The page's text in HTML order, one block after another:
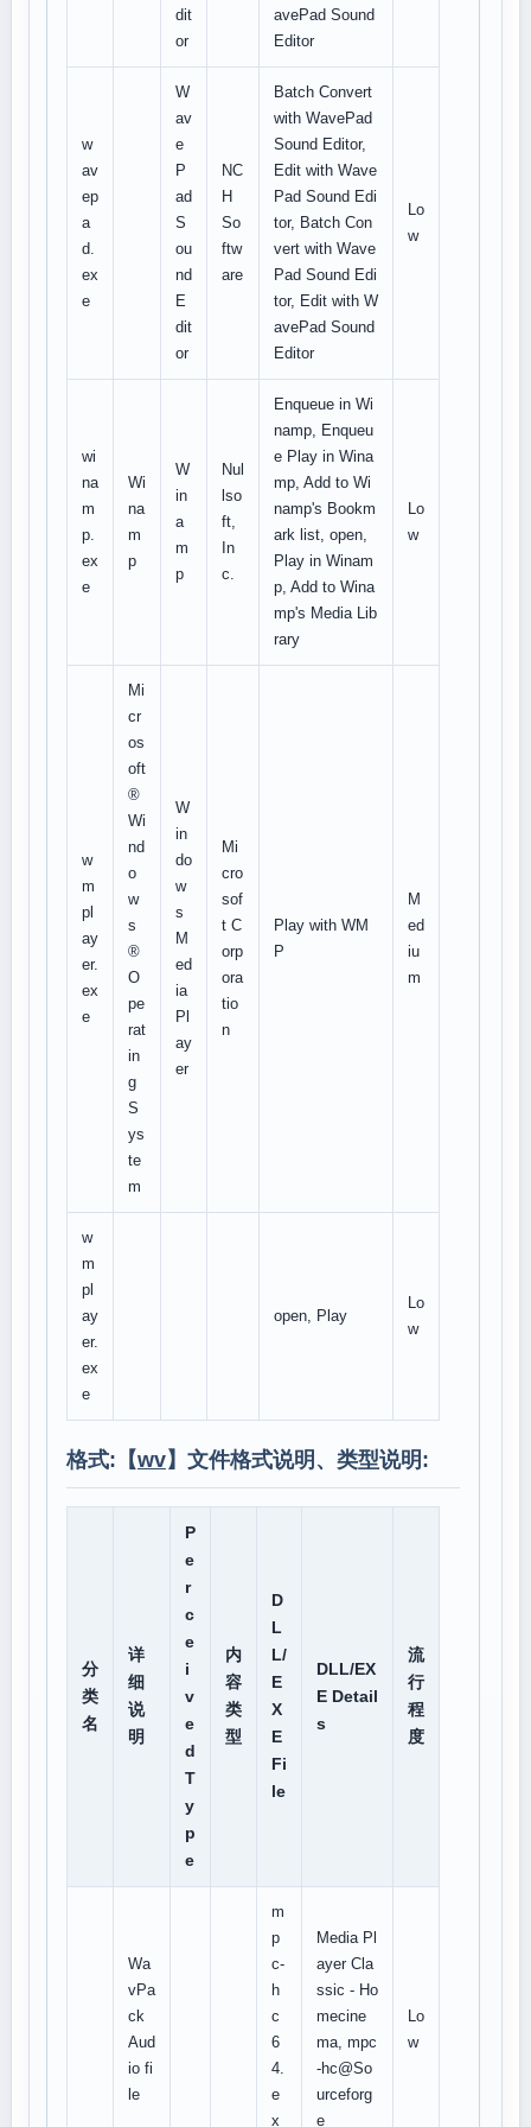
dit
or
avePad Sound
Editor
w
av
ep
a
d.
ex
e
W
av
e
P
ad
S
ou
nd
E
dit
or
NC
H
So
ftw
are
Batch Convert
with WavePad
Sound Editor,
Edit with Wave
Pad Sound Edi
tor, Batch Con
vert with Wave
Pad Sound Edi
tor, Edit with W
avePad Sound
Editor
Lo
w
wi
na
m
p.
ex
e
Wi
na
m
p
W
in
a
m
p
Nul
lso
ft,
In
c.
Enqueue in Wi
namp, Enqueu
e Play in Wina
mp, Add to Wi
namp's Bookm
ark list, open,
Play in Winam
p, Add to Wina
mp's Media Lib
rary
Lo
w
w
m
pl
ay
er.
ex
e
Mi
cr
os
oft
®
Wi
nd
o
w
s
®
O
pe
rat
in
g
S
ys
te
m
W
in
do
w
s
M
ed
ia
Pl
ay
er
Mi
cro
sof
t C
orp
ora
tio
n
Play with WM
P
M
ed
iu
m
w
m
pl
ay
er.
ex
e
open, Play
Lo
w
格式:【wv】文件格式说明、类型说明:
分
类
名
详
细
说
明
P
e
r
c
e
i
v
e
d
T
y
p
e
内
容
类
型
D
L
L/
E
X
E
Fi
le
DLL/EX
E Detail
s
流
行
程
度
Wa
vPa
ck
Aud
io fi
le
m
p
c-
h
c
6
4.
e
x
Media Pl
ayer Cla
ssic - Ho
mecine
ma, mpc
-hc@So
urceforg
e
Lo
w